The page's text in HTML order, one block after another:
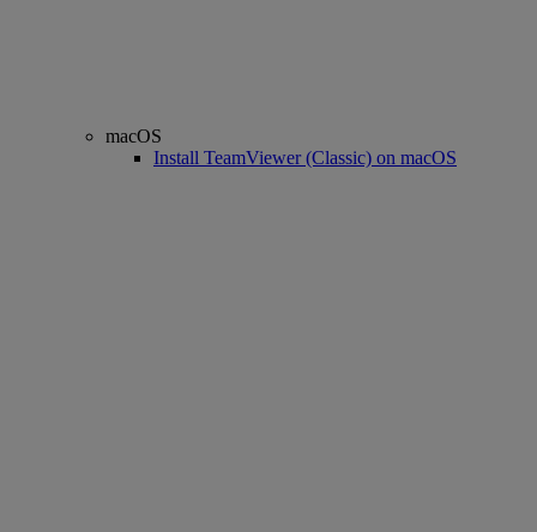
macOS
Install TeamViewer (Classic) on macOS